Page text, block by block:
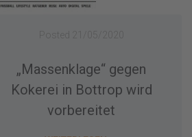
Posted
„Massenklage“ gegen
Kokerei in Bottrop wird
vorbereitet